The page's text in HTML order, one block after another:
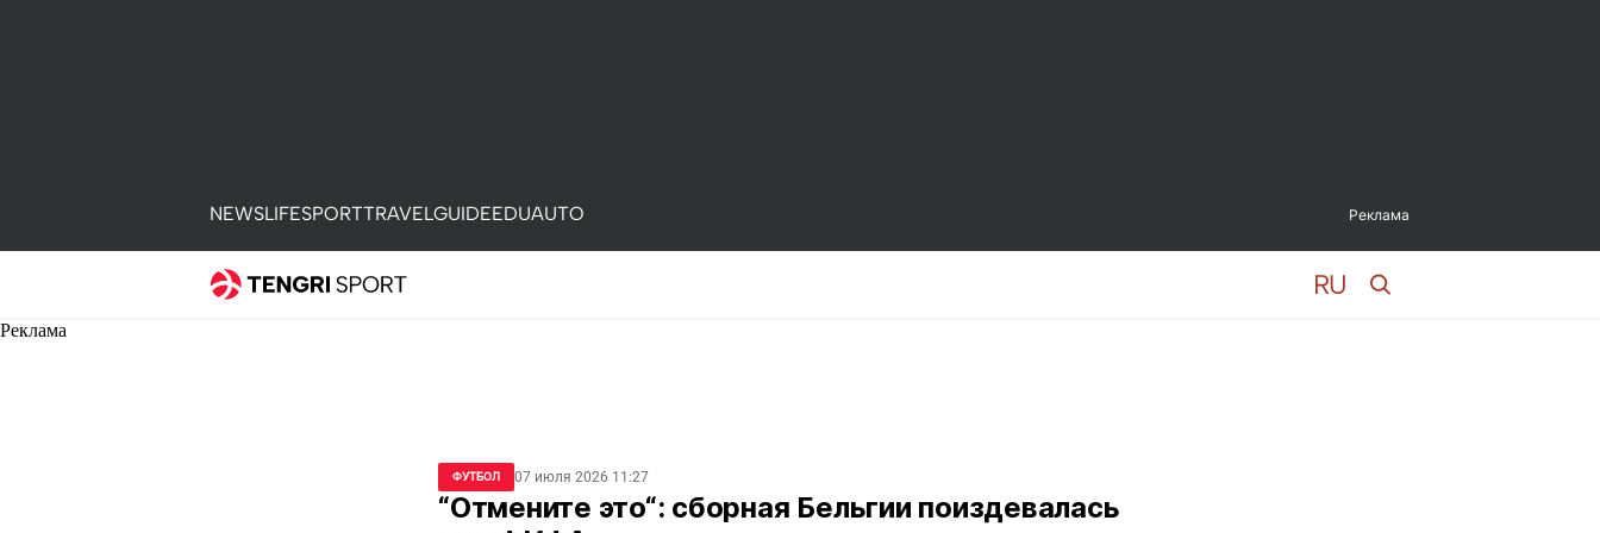
NEWSLIFESPORTTRAVELGUIDEEDUAUTO Реклама
Реклама
ФУТБОЛ 07 июля 2026 11:27
“Отмените это“: сборная Бельгии поиздевалась